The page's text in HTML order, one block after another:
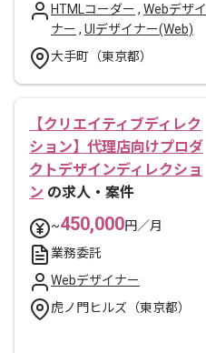
HTMLコーダー , Webデザイ
ナー , UIデザイナー(Web)
大手町（東京都）
【クリエイティブディレク
ション】代理店向けプロダ
クトデザインディレクショ
ン の求人・案件
~450,000円／月
業務委託
Webデザイナー
虎ノ門ヒルズ（東京都）